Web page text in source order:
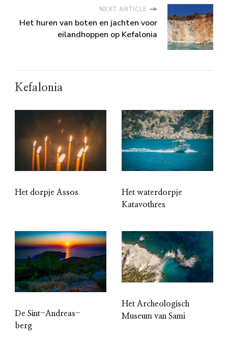
NEXT ARTICLE
Het huren van boten en jachten voor
eilandhoppen op Kefalonia
Kefalonia
Het dorpje Assos
Het waterdorpje
Katavothres
De Sint-Andreas-
berg
Het Archeologisch
Museum van Sami